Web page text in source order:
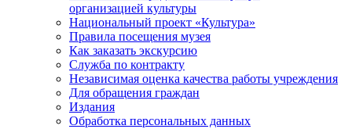
организацией культуры
Национальный проект «Культура»
Правила посещения музея
Как заказать экскурсию
Служба по контракту
Независимая оценка качества работы учреждения
Для обращения граждан
Издания
Обработка персональных данных